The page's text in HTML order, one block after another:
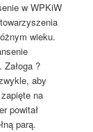
w WPKiW
wieku.
?
aby
na
powitał
parą.